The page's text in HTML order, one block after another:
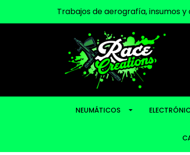
Trabajos de aerografía, insumos
NEUMÁTICOS